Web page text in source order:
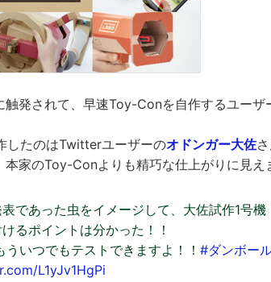
発されて、早速Toy-Conを自作するユーザ
したのはTwitterユーザーのオドンガー大佐
家のToy-Conよりも精巧な仕上がりに見え
であった虫をイメージして、大佐試作1号機
るポイントは分かった！！
いつでもテストできますよ！！ #ダンボー
L1yJv1HgPi